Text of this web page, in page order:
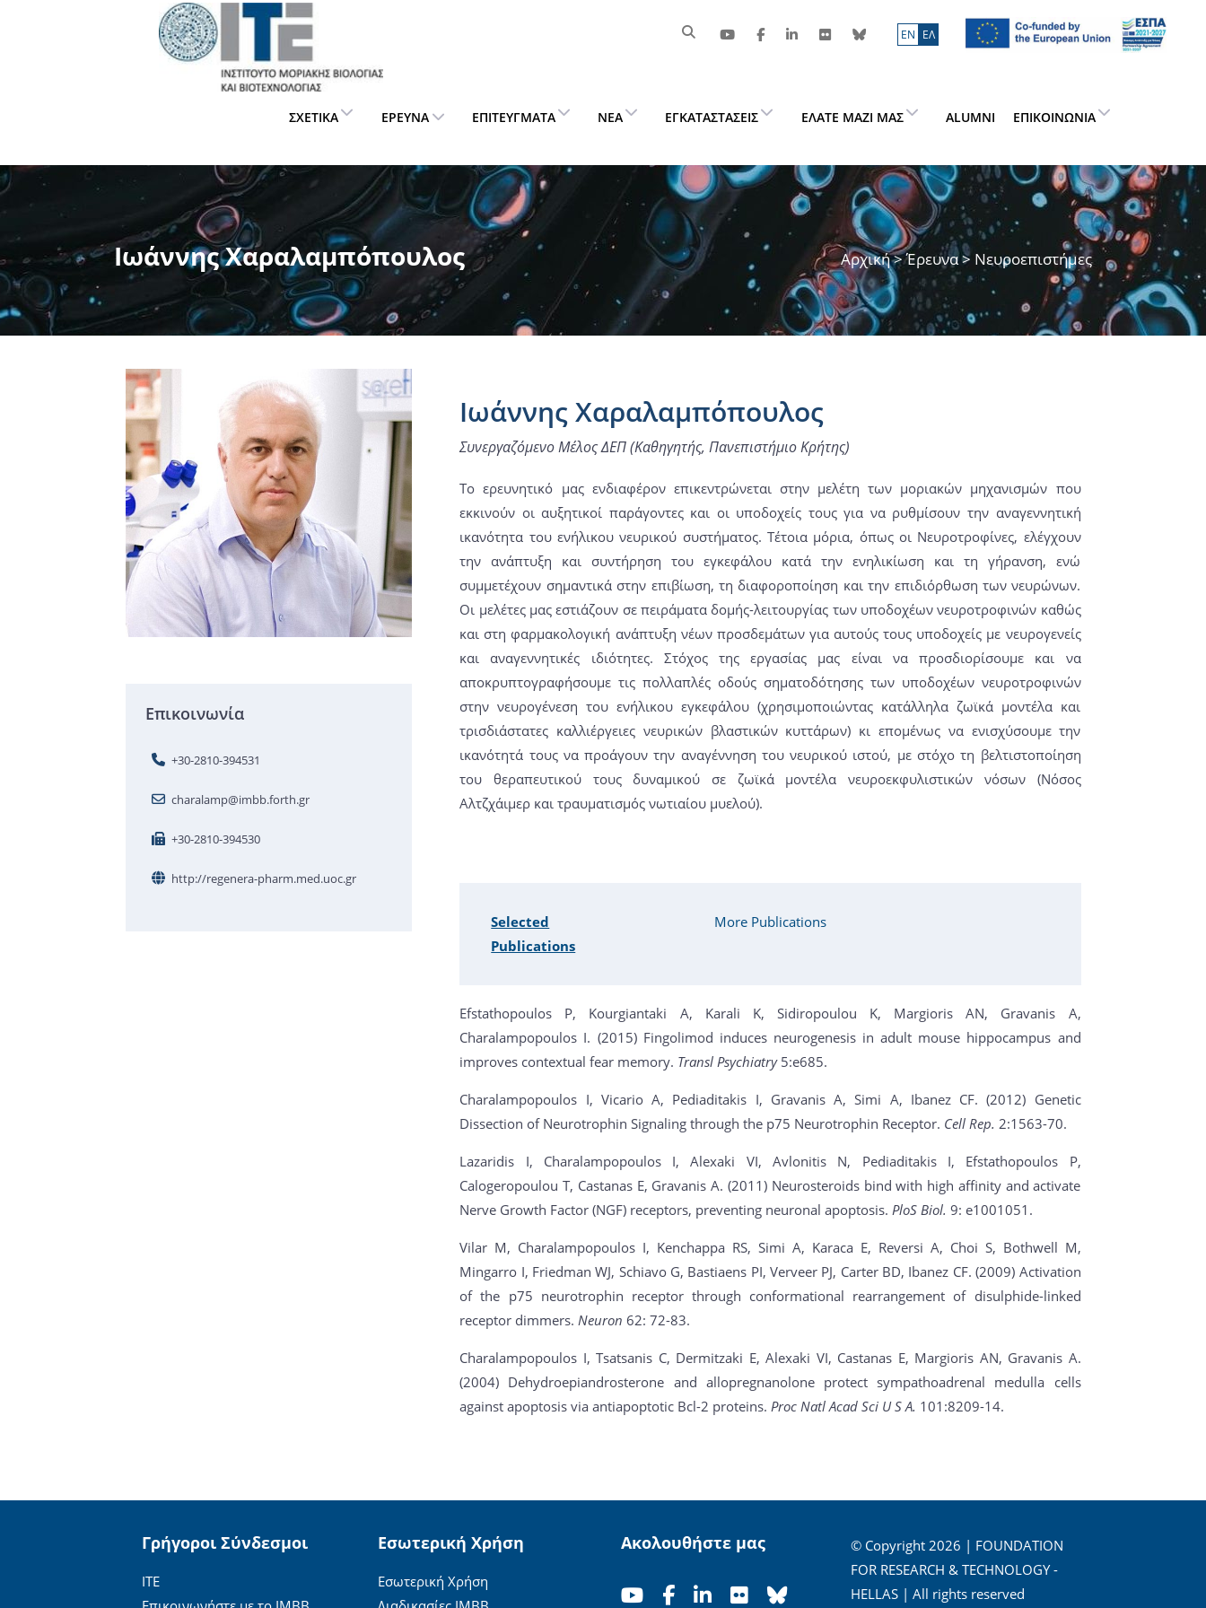
ΕN ΕΛ
ΣΧΕΤΙΚΆ ΈΡΕΥΝΑ ΕΠΙΤΕΎΓΜΑΤΑ ΝΈΑ ΕΓΚΑΤΑΣΤΆΣΕΙΣ ΕΛΆΤΕ ΜΑΖΊ ΜΑΣ ALUMNI ΕΠΙΚΟΙΝΩΝΊΑ
Ιωάννης Χαραλαμπόπουλος Αρχική>Έρευνα> Νευροεπιστήμες
Επικοινωνία
+30-2810-394531
charalamp@imbb.forth.gr
+30-2810-394530
http://regenera-pharm.med.uoc.gr
Ιωάννης Χαραλαμπόπουλος
Συνεργαζόμενο Μέλος ΔΕΠ (Καθηγητής, Πανεπιστήμιο Κρήτης)
Το ερευνητικό μας ενδιαφέρον επικεντρώνεται στην μελέτη των μοριακών μηχανισμών που
εκκινούν οι αυξητικοί παράγοντες και οι υποδοχείς τους για να ρυθμίσουν την αναγεννητική
ικανότητα του ενήλικου νευρικού συστήματος. Τέτοια μόρια, όπως οι Νευροτροφίνες, ελέγχουν
την ανάπτυξη και συντήρηση του εγκεφάλου κατά την ενηλικίωση και τη γήρανση, ενώ
συμμετέχουν σημαντικά στην επιβίωση, τη διαφοροποίηση και την επιδιόρθωση των νευρώνων.
Οι μελέτες μας εστιάζουν σε πειράματα δομής-λειτουργίας των υποδοχέων νευροτροφινών καθώς
και στη φαρμακολογική ανάπτυξη νέων προσδεμάτων για αυτούς τους υποδοχείς με νευρογενείς
και αναγεννητικές ιδιότητες. Στόχος της εργασίας μας είναι να προσδιορίσουμε και να
αποκρυπτογραφήσουμε τις πολλαπλές οδούς σηματοδότησης των υποδοχέων νευροτροφινών
στην νευρογένεση του ενήλικου εγκεφάλου (χρησιμοποιώντας κατάλληλα ζωϊκά μοντέλα και
τρισδιάστατες καλλιέργειες νευρικών βλαστικών κυττάρων) κι επομένως να ενισχύσουμε την
ικανότητά τους να προάγουν την αναγέννηση του νευρικού ιστού, με στόχο τη βελτιστοποίηση
του θεραπευτικού τους δυναμικού σε ζωϊκά μοντέλα νευροεκφυλιστικών νόσων (Νόσος
Αλτζχάιμερ και τραυματισμός νωτιαίου μυελού).
Selected
Publications
More Publications
Efstathopoulos P, Kourgiantaki A, Karali K, Sidiropoulou K, Margioris AN, Gravanis A,
Charalampopoulos I. (2015) Fingolimod induces neurogenesis in adult mouse hippocampus and
improves contextual fear memory. Transl Psychiatry5:e685.
Charalampopoulos I, Vicario A, Pediaditakis I, Gravanis A, Simi A, Ibanez CF. (2012) Genetic
Dissection of Neurotrophin Signaling through the p75 Neurotrophin Receptor. Cell Rep. 2:1563-70.
Lazaridis I, Charalampopoulos I, Alexaki VI, Avlonitis N, Pediaditakis I, Efstathopoulos P,
Calogeropoulou T, Castanas E, Gravanis A. (2011) Neurosteroids bind with high affinity and activate
Nerve Growth Factor (NGF) receptors, preventing neuronal apoptosis.PloS Biol. 9: e1001051.
Vilar M, Charalampopoulos I, Kenchappa RS, Simi A, Karaca E, Reversi A, Choi S, Bothwell M,
Mingarro I, Friedman WJ, Schiavo G, Bastiaens PI, Verveer PJ, Carter BD, Ibanez CF. (2009) Activation
of the p75 neurotrophin receptor through conformational rearrangement of disulphide-linked
receptor dimmers.Neuron 62: 72-83.
Charalampopoulos I, Tsatsanis C, Dermitzaki E, Alexaki VI, Castanas E, Margioris AN, Gravanis A.
(2004) Dehydroepiandrosterone and allopregnanolone protect sympathoadrenal medulla cells
against apoptosis via antiapoptotic Bcl-2 proteins.Proc Natl Acad Sci U S A. 101:8209-14.
Γρήγοροι Σύνδεσμοι
ΙΤΕ
Εσωτερική Χρήση
Εσωτερική Χρήση
Ακολουθήστε μας
© Copyright 2026 | FOUNDATION
FOR RESEARCH & TECHNOLOGY -
HELLAS | All rights reserved